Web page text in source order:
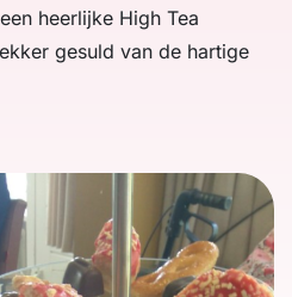
heerlijke High Tea
gesuld van de hartige